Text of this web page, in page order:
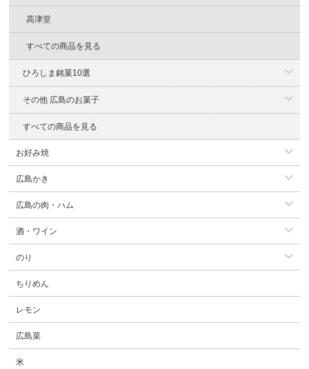
高津堂
すべての商品を見る
ひろしま銘菓10選
その他 広島のお菓子
すべての商品を見る
お好み焼
広島かき
広島の肉・ハム
酒・ワイン
のり
ちりめん
レモン
広島菜
米